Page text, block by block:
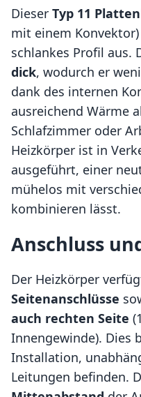
Dieser Typ 11
mit einem
schlankes Profil aus.
dick, wodurch er
dank des internen
ausreichend Wärme
Schlafzimmer oder
Heizkörper ist in
ausgeführt, einer
mühelos mit
kombinieren lässt.
Anschluss
Der Heizkörper
Seitenanschlüsse
auch rechten Seite
Innengewinde). Dies
Installation,
Leitungen befinden.